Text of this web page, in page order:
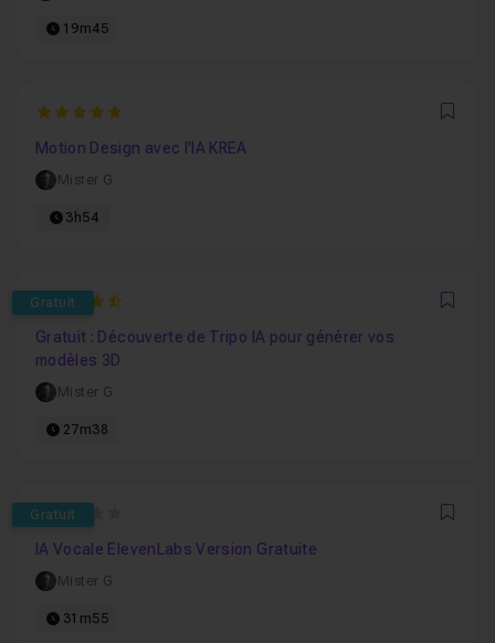
19m45
5
Motion Design avec l'IA KREA
Mister G
3h54
Gratuit
4.75
Gratuit : Découverte de Tripo IA pour générer vos
modèles 3D
Mister G
27m38
Gratuit
0
IA Vocale ElevenLabs Version Gratuite
Mister G
31m55